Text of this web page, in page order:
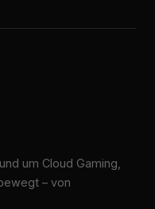
um Cloud Gaming,
– von